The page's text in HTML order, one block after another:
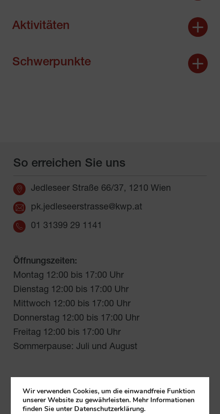
Aktivitäten
Schwerpunkte
So erreichen Sie uns
Jedleseer Straße 66/37, 1210 Wien
pk.jedleseerstrasse@kwp.at
01 31399 29 1141
Öffnungszeiten:
Montag 12:00 bis 17:00 Uhr
Dienstag 12:00 bis 17:00 Uhr
Mittwoch 12:00 bis 17:00 Uhr
Donnerstag 12:00 bis 17:00 Uhr
Freitag 12:00 bis 17:00 Uhr
Sommerpause: Juli und August
In Google Maps öffnen
Wir verwenden Cookies, um die einwandfreie Funktion
unserer Website zu gewährleisten. Mehr Informationen
finden Sie unter Datenschutzerklärung.